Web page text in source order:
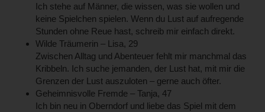
Ich stehe auf Männer, die wissen, was sie wollen und
keine Spielchen spielen. Wenn du Lust auf aufregende
Stunden ohne Reue hast, schreib mir einfach direkt.
Wilde Träumerin – Lisa, 29
Zwischen Alltag und Abenteuer fehlt mir manchmal das
Kribbeln. Ich suche jemanden, der Lust hat, mit mir die
Grenzen der Lust auszuloten – gerne auch öfter.
Geheimnisvolle Fremde – Tanja, 47
Ich bin neu in Oberndorf und liebe das Spiel mit dem